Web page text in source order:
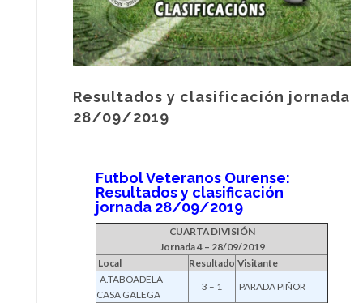
Resultados y clasificación jornada
28/09/2019
Futbol Veteranos Ourense:
Resultados y clasificación
jornada 28/09/2019
CUARTA DIVISIÓN
Jornada 4 – 28/09/2019
Local
Resultado Visitante
A.TABOADELA
CASA GALEGA
3 – 1
PARADA PIÑOR